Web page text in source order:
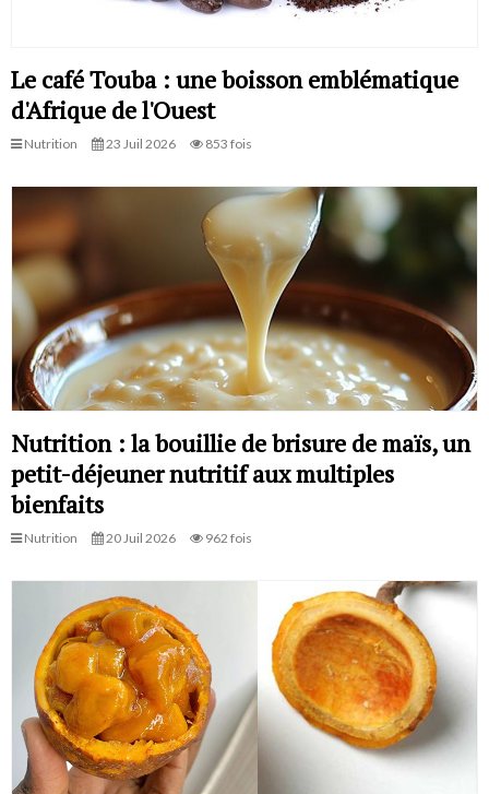
Le café Touba : une boisson emblématique
d'Afrique de l'Ouest
Nutrition 23 Juil 2026 853 fois
Nutrition : la bouillie de brisure de maïs, un
petit-déjeuner nutritif aux multiples
bienfaits
Nutrition 20 Juil 2026 962 fois